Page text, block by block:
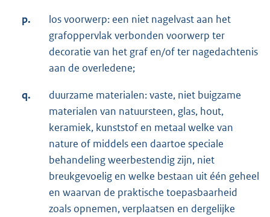
p.
los voorwerp: een niet nagelvast aan het
grafoppervlak verbonden voorwerp ter
decoratie van het graf en/of ter nagedachtenis
aan de overledene;
q.
duurzame materialen: vaste, niet buigzame
materialen van natuursteen, glas, hout,
keramiek, kunststof en metaal welke van
nature of middels een daartoe speciale
behandeling weerbestendig zijn, niet
breukgevoelig en welke bestaan uit één geheel
en waarvan de praktische toepasbaarheid
zoals opnemen, verplaatsen en dergelijke